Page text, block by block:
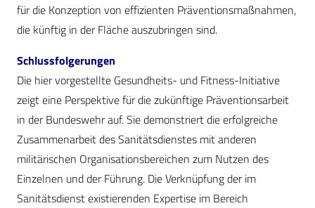
für die Konzeption von effizienten Präventionsmaßnahmen,
die künftig in der Fläche auszubringen sind.
Schlussfolgerungen
Die hier vorgestellte Gesundheits- und Fitness-Initiative
zeigt eine Perspektive für die zukünftige Präventionsarbeit
in der Bundeswehr auf. Sie demonstriert die erfolgreiche
Zusammenarbeit des Sanitätsdienstes mit anderen
militärischen Organisationsbereichen zum Nutzen des
Einzelnen und der Führung. Die Verknüpfung der im
Sanitätsdienst existierenden Expertise im Bereich